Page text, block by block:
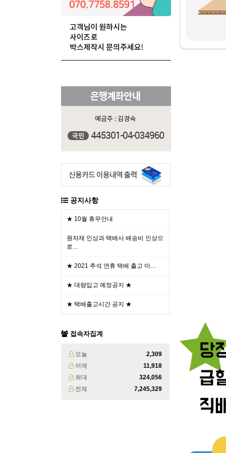
공지사항
★ 10월 휴무안내
원자재 인상과 택배사 배송비 인상으
로…
★ 2021 추석 연휴 택배 출고 마…
★ 대량입고 예정공지 ★
★ 택배출고시간 공지 ★
접속자집계
오늘
2,309
어제
11,918
최대
324,056
전체
7,245,329